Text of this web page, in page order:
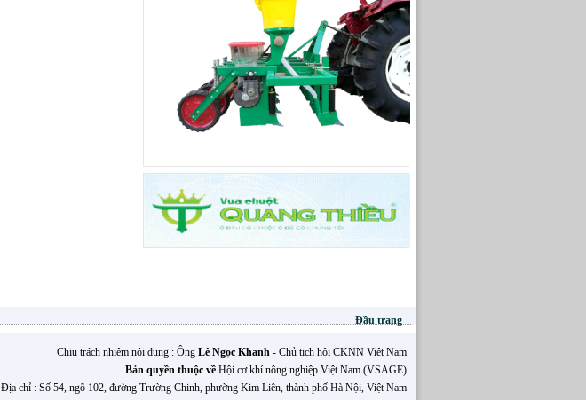
Đầu trang
Chịu trách nhiệm nội dung : Ông Lê Ngọc Khanh - Chủ tịch hội CKNN Việt Nam
Bản quyền thuộc về Hội cơ khí nông nghiệp Việt Nam (VSAGE)
Địa chỉ : Số 54, ngõ 102, đường Trường Chinh, phường Kim Liên, thành phố Hà Nội, Việt Nam